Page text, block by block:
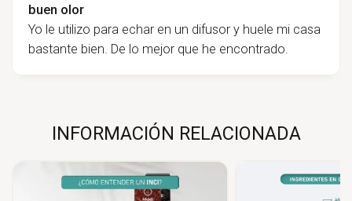
buen olor
Yo le utilizo para echar en un difusor y huele mi casa
bastante bien. De lo mejor que he encontrado.
INFORMACIÓN RELACIONADA